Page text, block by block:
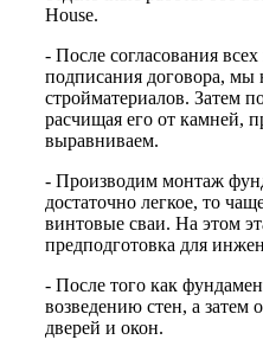
House.
- После согласования
подписания договора, мы
стройматериалов. Затем
расчищая его от камней,
выравниваем.
- Производим монтаж
достаточно легкое, то
винтовые сваи. На этом
предподготовка для
- После того как
возведению стен, а
дверей и окон.